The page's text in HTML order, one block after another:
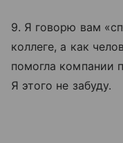
9. Я говорю вам
коллеге, а как
помогла компании
Я этого не забуду.